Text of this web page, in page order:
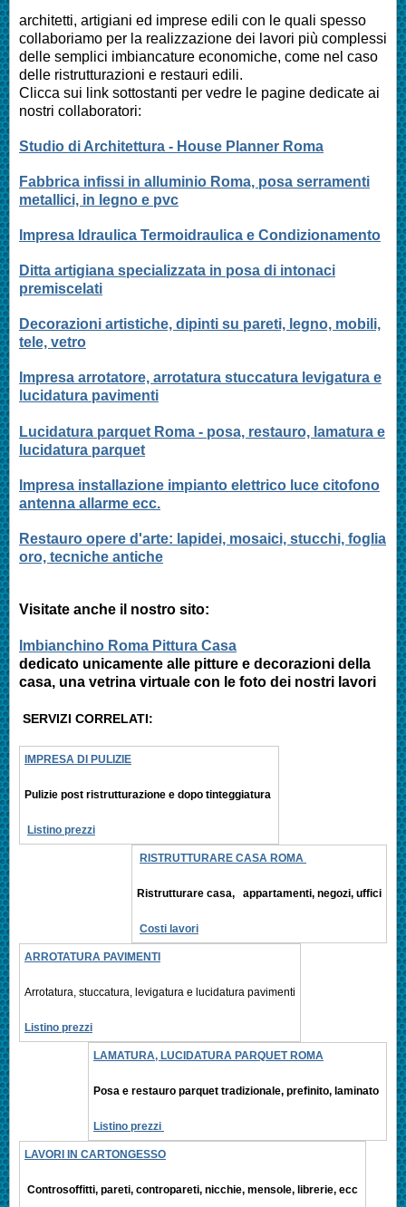
architetti, artigiani ed imprese edili con le quali spesso
collaboriamo per la realizzazione dei lavori più complessi
delle semplici imbiancature economiche, come nel caso
delle ristrutturazioni e restauri edili.
Clicca sui link sottostanti per vedre le pagine dedicate ai
nostri collaboratori:
Studio di Architettura - House Planner Roma
Fabbrica infissi in alluminio Roma, posa serramenti
metallici, in legno e pvc
Impresa Idraulica Termoidraulica e Condizionamento
Ditta artigiana specializzata in posa di intonaci
premiscelati
Decorazioni artistiche, dipinti su pareti, legno, mobili,
tele, vetro
Impresa arrotatore, arrotatura stuccatura levigatura e
lucidatura pavimenti
Lucidatura parquet Roma - posa, restauro, lamatura e
lucidatura parquet
Impresa installazione impianto elettrico luce citofono
antenna allarme ecc.
Restauro opere d'arte: lapidei, mosaici, stucchi, foglia
oro, tecniche antiche
Visitate anche il nostro sito:
Imbianchino Roma Pittura Casa
dedicato unicamente alle pitture e decorazioni della
casa, una vetrina virtuale con le foto dei nostri lavori
SERVIZI CORRELATI:
IMPRESA DI PULIZIE
Pulizie post ristrutturazione e dopo tinteggiatura
Listino prezzi
RISTRUTTURARE CASA ROMA
Ristrutturare casa, appartamenti, negozi, uffici
Costi lavori
ARROTATURA PAVIMENTI
Arrotatura, stuccatura, levigatura e lucidatura pavimenti
Listino prezzi
LAMATURA, LUCIDATURA PARQUET ROMA
Posa e restauro parquet tradizionale, prefinito, laminato
Listino prezzi
LAVORI IN CARTONGESSO
Controsoffitti, pareti, contropareti, nicchie, mensole, librerie, ecc